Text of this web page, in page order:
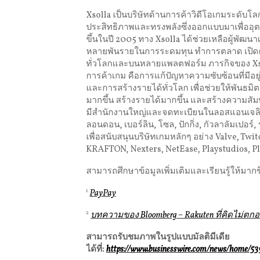
Xsolla เป็นบริษัทด้านการค้าวิดีโอเกมระดับโ
ประสิทธิภาพและทรงพลังซึ่งออกแบบมาเพื่อ
ขึ้นในปี 2005 ทาง Xsolla ได้ช่วยเหลือผู้พัฒน
หลายพันรายในการระดมทุน ทำการตลาด เปิ
ทั่วโลกและบนหลายแพลตฟอร์ม ภารกิจของ
การค้าเกม คือการแก้ปัญหาความซับซ้อนที่มีอ
และการสร้างรายได้ทั่วโลก เพื่อช่วยให้พันธมิ
มากขึ้น สร้างรายได้มากขึ้น และสร้างความสั
มีสำนักงานใหญ่และจดทะเบียนในลอสแอนเจ
ลอนดอน, เบอร์ลิน, โซล, ปักกิ่ง, กัวลาลัมเปอร์,
เพื่อสนับสนุนบริษัทเกมหลักๆ อย่าง Valve,
KRAFTON, Nexters, NetEase,
สามารถศึกษาข้อมูลเพิ่มเติมและเรียนรู้ให้มา
1 PayPay
2 บทความของ Bloomberg – Rakuten ที่คิดไม่ต
สามารถรับชมภาพในรูปแบบมัลติมีเดีย
ได้ที่:https://www.businesswire.com/news/home/